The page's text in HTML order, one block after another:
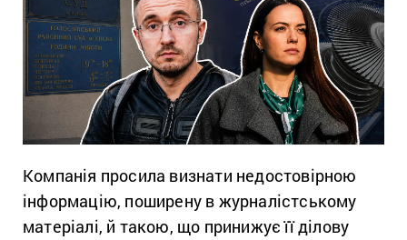
Компанія просила визнати недостовірною
інформацію, поширену в журналістському
матеріалі, й такою, що принижує її ділову